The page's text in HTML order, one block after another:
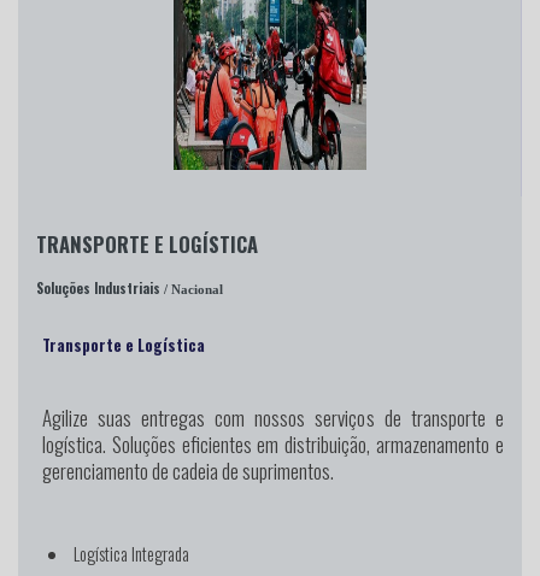
TRANSPORTE E LOGÍSTICA
Soluções Industriais / Nacional
Transporte e Logística
Agilize suas entregas com nossos serviços de transporte e
logística. Soluções eficientes em distribuição, armazenamento e
gerenciamento de cadeia de suprimentos.
Logística Integrada